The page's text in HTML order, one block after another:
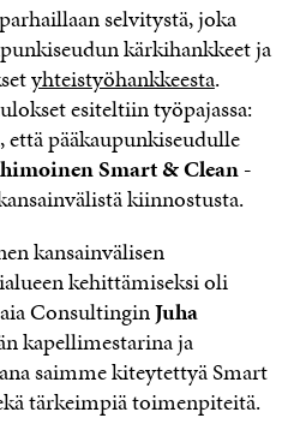
selvitystä, joka
kärkihankkeet ja
yhteistyöhankkeesta.
esiteltiin työpajassa:
että pääkaupunkiseudulle
Smart & Clean -
kiinnostusta.
kansainvälisen
kehittämiseksi oli
ConsultinginJuha
kapellimestarina ja
saimme kiteytettyä Smart
tärkeimpiä toimenpiteitä.